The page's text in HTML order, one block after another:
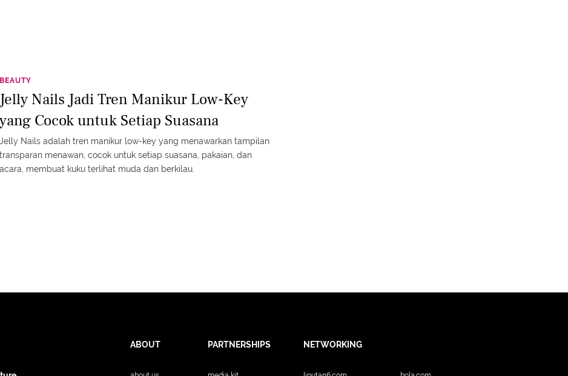
BEAUTY
Jelly Nails Jadi Tren Manikur Low-Key
yang Cocok untuk Setiap Suasana
Jelly Nails adalah tren manikur low-key yang menawarkan tampilan
transparan menawan, cocok untuk setiap suasana, pakaian, dan
acara, membuat kuku terlihat muda dan berkilau.
ABOUT PARTNERSHIPS NETWORKING